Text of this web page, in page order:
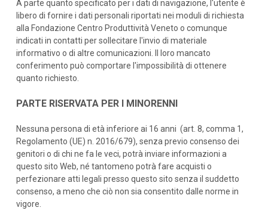
A parte quanto specificato per i dati di navigazione, l'utente è
libero di fornire i dati personali riportati nei moduli di richiesta
alla Fondazione Centro Produttività Veneto o comunque
indicati in contatti per sollecitare l'invio di materiale
informativo o di altre comunicazioni. Il loro mancato
conferimento può comportare l'impossibilità di ottenere
quanto richiesto.
PARTE RISERVATA PER I MINORENNI
Nessuna persona di età inferiore ai 16 anni (art. 8, comma 1,
Regolamento (UE) n. 2016/679), senza previo consenso dei
genitori o di chi ne fa le veci, potrà inviare informazioni a
questo sito Web, né tantomeno potrà fare acquisti o
perfezionare atti legali presso questo sito senza il suddetto
consenso, a meno che ciò non sia consentito dalle norme in
vigore.